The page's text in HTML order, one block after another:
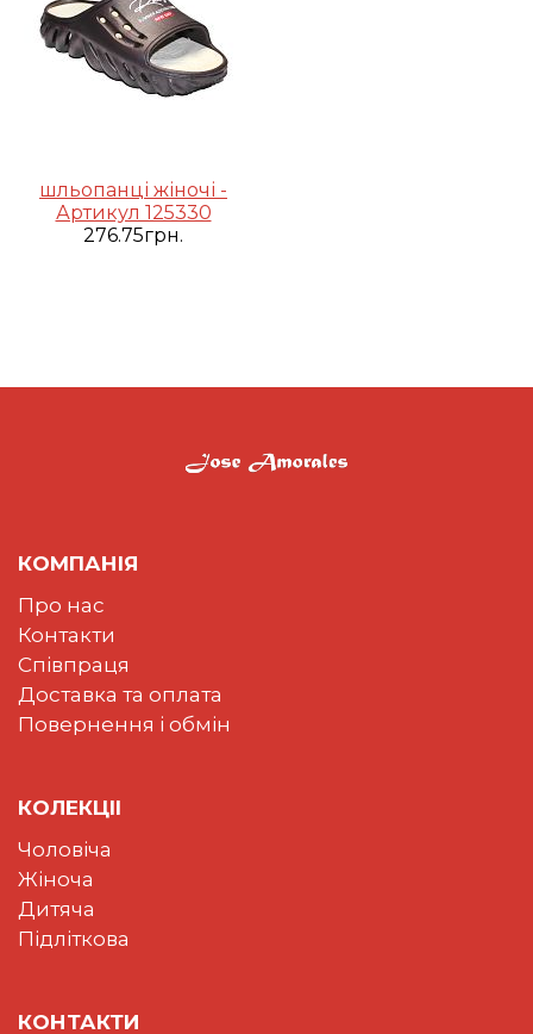
шльопанці жіночі -
Артикул 125330
276.75грн.
КОМПАНІЯ
Про нас
Контакти
Співпраця
Доставка та оплата
Повернення і обмін
КОЛЕКЦII
Чоловіча
Жіноча
Дитяча
Підліткова
КОНТАКТИ